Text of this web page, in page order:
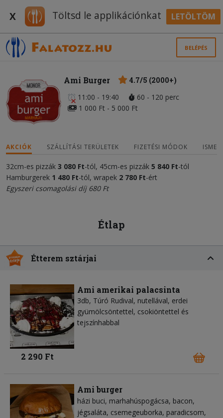
X Töltsd le applikációnkat LETÖLTÖM
BELÉPÉS
Ami Burger
4.7/5 (2000+)
11:00 - 19:40
60 - 120 perc
1 000 Ft - 5 000 Ft
AKCIÓK SZÁLLÍTÁSI TERÜLETEK FIZETÉSI MÓDOK
32cm-es pizzák 3 080 Ft-tól, 45cm-es pizzák 5 840 Ft-tól
Hamburgerek 1 480 Ft-tól, wrapek 2 780 Ft-ért
Egyszeri csomagolási díj 680 Ft
Étlap
Étterem sztárjai
Ami amerikai palacsinta
3db, Túró Rudival, nutellával, erdei
gyümölcsöntettel, csokiöntettel és
tejszínhabbal
2 290 Ft
Ami burger
házi buci marhahúspogácsa bacon
jégsaláta csemegeuborka paradicsom